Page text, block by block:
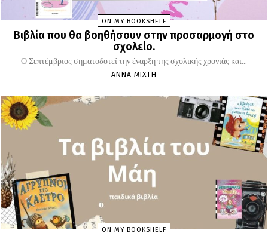
ON MY BOOKSHELF
Βιβλία που θα βοηθήσουν στην προσαρμογή στο
σχολείο.
Ο Σεπτέμβριος σηματοδοτεί την έναρξη της σχολικής χρονιάς και...
ΆΝΝΑ ΜΊΧΤΗ
ON MY BOOKSHELF